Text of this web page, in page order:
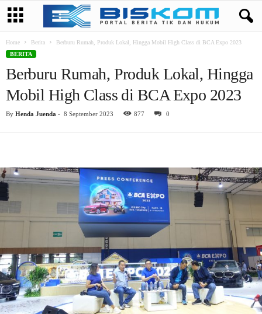
Home Berita
Berburu Rumah, Produk Lokal, Hingga Mobil High Class di BCA Expo 2023
BERITA
Berburu Rumah, Produk Lokal, Hingga
Mobil High Class di BCA Expo 2023
By Henda Juenda - 8 September 2023 877 0